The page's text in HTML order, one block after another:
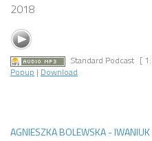
2018
Standard Podcast [
Popup | Download
AGNIESZKA BOLEWSKA - IWANIUK